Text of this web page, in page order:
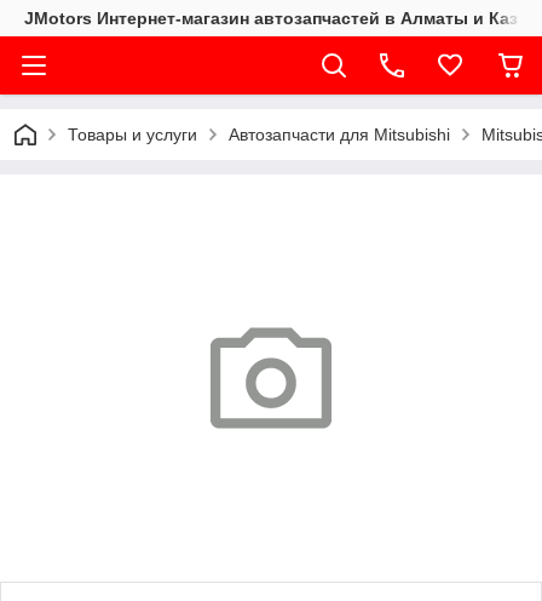
JMotors Интернет-магазин автозапчастей в Алматы и
Товары и услуги Автозапчасти для Mitsubishi